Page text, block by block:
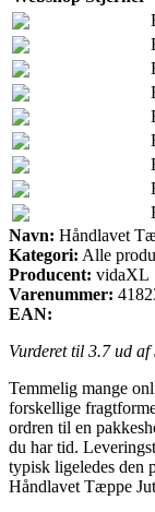
Navn: Håndlavet
Kategori: Alle
Producent: vidaXL
Varenummer:
EAN:
Vurderet til 3.7ud af
Temmelig mange
forskellige
ordren til en
du har tid.
typisk ligeledes den
Håndlavet Tæppe